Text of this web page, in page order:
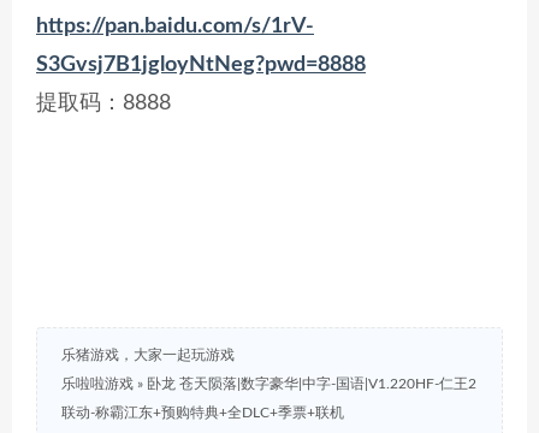
https://pan.baidu.com/s/1rV-
S3Gvsj7B1jgloyNtNeg?pwd=8888
提取码：8888
乐猪游戏，大家一起玩游戏
乐啦啦游戏 » 卧龙 苍天陨落|数字豪华|中字-国语|V1.220HF-仁王2
联动-称霸江东+预购特典+全DLC+季票+联机